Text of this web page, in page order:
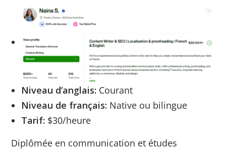
Niveau d’anglais: Courant
Niveau de français: Native ou bilingue
Tarif: $30/heure
Diplômée en communication et études